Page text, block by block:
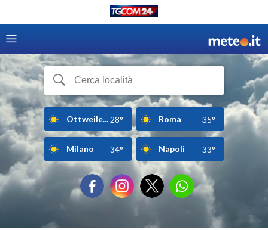
Ottweile... 28° Roma 35°
Milano 34° Napoli 33°